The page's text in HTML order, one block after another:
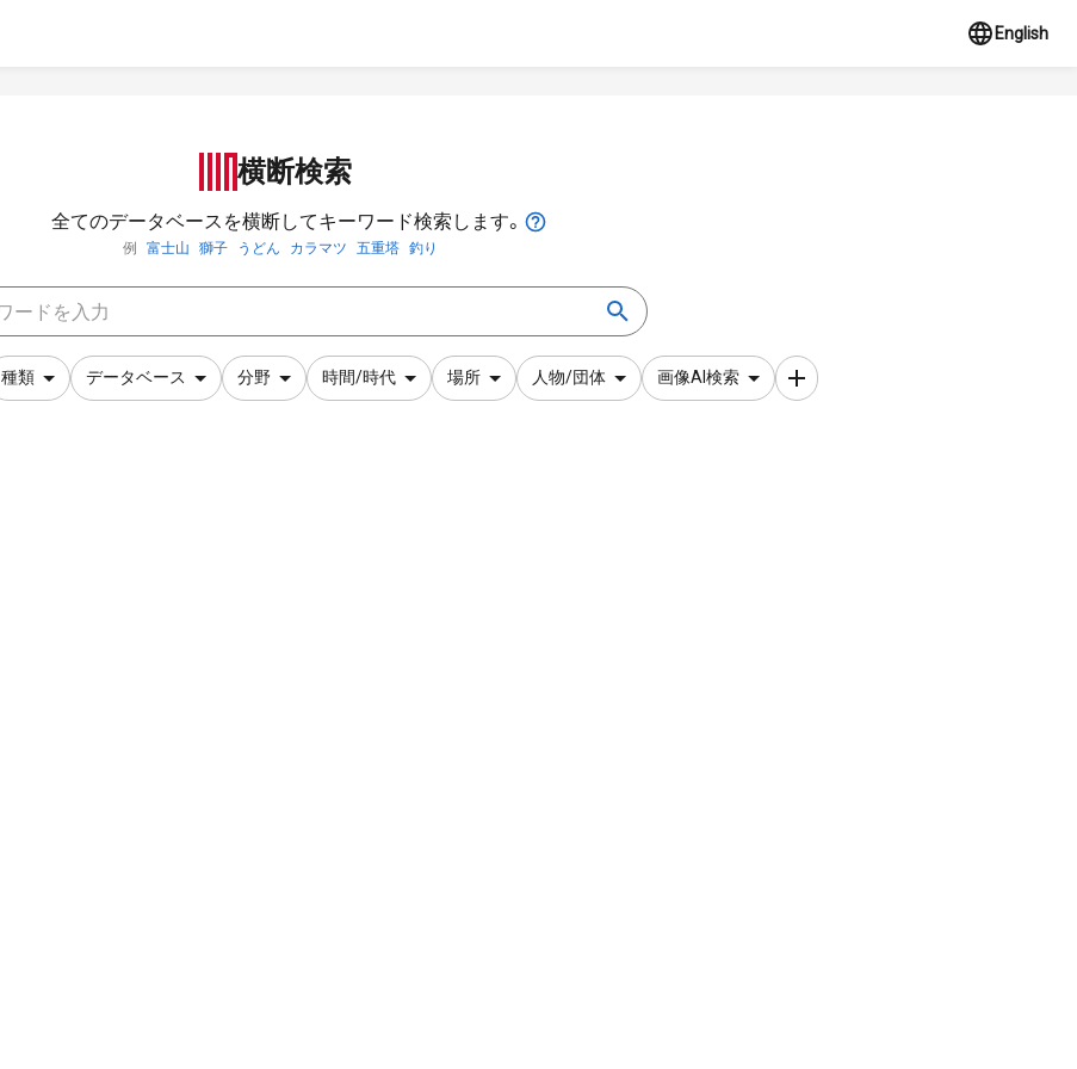
English
横断検索
全てのデータベースを横断してキーワード検索します。
例 富士山 獅子 うどん カラマツ 五重塔 釣り
種類 データベース 分野 時間/時代 場所 人物/団体 画像AI検索